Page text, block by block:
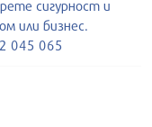
сигурност и
или бизнес.
045 065